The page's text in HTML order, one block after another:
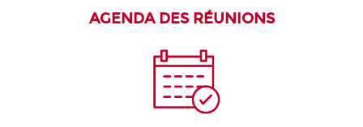
AGENDA DES RÉUNIONS